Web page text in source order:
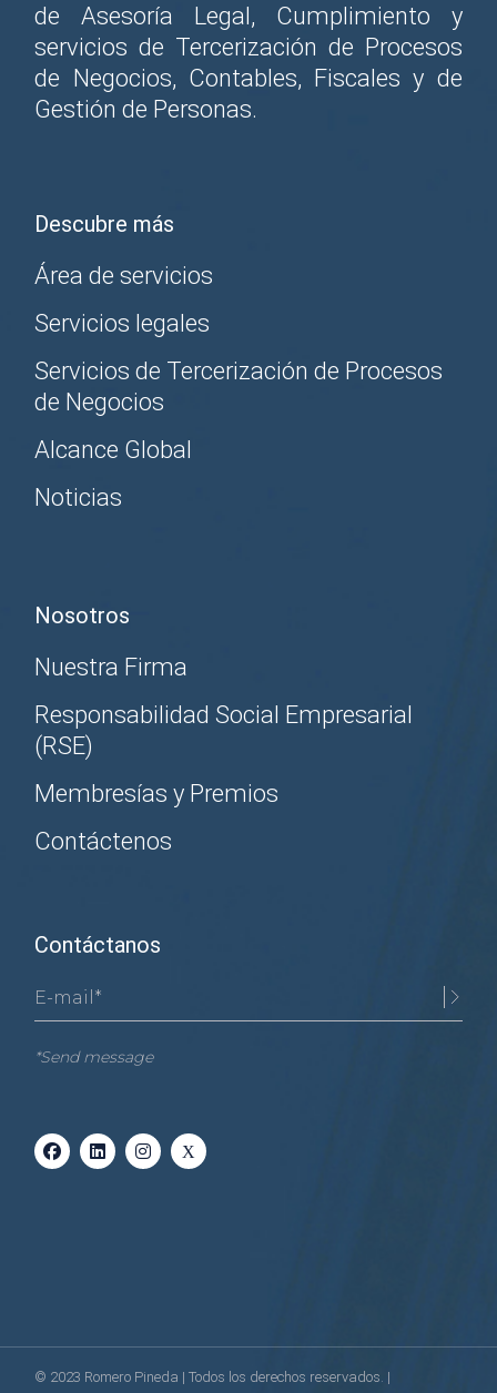
de Asesoría Legal, Cumplimiento y
servicios de Tercerización de Procesos
de Negocios, Contables, Fiscales y de
Gestión de Personas.
Descubre más
Área de servicios
Servicios legales
Servicios de Tercerización de Procesos
de Negocios
Alcance Global
Noticias
Nosotros
Nuestra Firma
Responsabilidad Social Empresarial
(RSE)
Membresías y Premios
Contáctenos
Contáctanos
*Send message
© 2023 Romero Pineda | Todos los derechos reservados. |